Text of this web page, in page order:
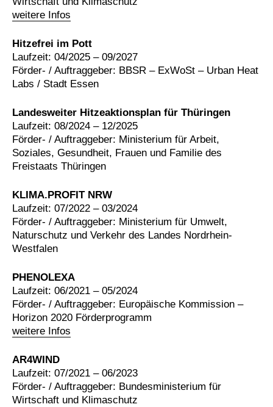
weitere Infos
Hitzefrei im Pott
Laufzeit: 04/2025 – 09/2027
Förder- / Auftraggeber: BBSR – ExWoSt – Urban Heat
Labs / Stadt Essen
Landesweiter Hitzeaktionsplan für Thüringen
Laufzeit: 08/2024 – 12/2025
Förder- / Auftraggeber: Ministerium für Arbeit,
Soziales, Gesundheit, Frauen und Familie des
Freistaats Thüringen
KLIMA.PROFIT NRW
Laufzeit: 07/2022 – 03/2024
Förder- / Auftraggeber: Ministerium für Umwelt,
Naturschutz und Verkehr des Landes Nordrhein-
Westfalen
PHENOLEXA
weitere Infos
Laufzeit: 06/2021 – 05/2024
Förder- / Auftraggeber: Europäische Kommission –
Horizon 2020 Förderprogramm
AR4WIND
Laufzeit: 07/2021 – 06/2023
Förder- / Auftraggeber: Bundesministerium für
Wirtschaft und Klimaschutz